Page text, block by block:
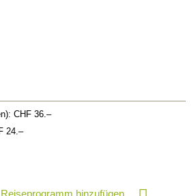
CHF 36.–
24.–
hinzufügen